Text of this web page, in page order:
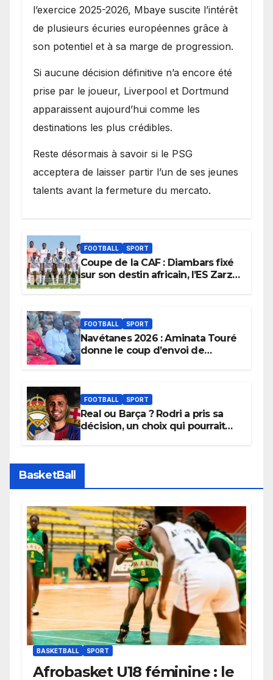
l’exercice 2025-2026, Mbaye suscite l’intérêt
de plusieurs écuries européennes grâce à
son potentiel et à sa marge de progression.
Si aucune décision définitive n’a encore été
prise par le joueur, Liverpool et Dortmund
apparaissent aujourd’hui comme les
destinations les plus crédibles.
Reste désormais à savoir si le PSG
acceptera de laisser partir l’un de ses jeunes
talents avant la fermeture du mercato.
FOOTBALL SPORT
Coupe de la CAF : Diambars fixé
sur son destin africain, l’ES Zarzis
FOOTBALL SPORT
Navétanes 2026 : Aminata Touré
donne le coup d’envoi de
apaisées.
FOOTBALL SPORT
Real ou Barça ? Rodri a pris sa
décision, un choix qui pourrait
BasketBall
BASKETBALL SPORT
Afrobasket U18 féminine : le